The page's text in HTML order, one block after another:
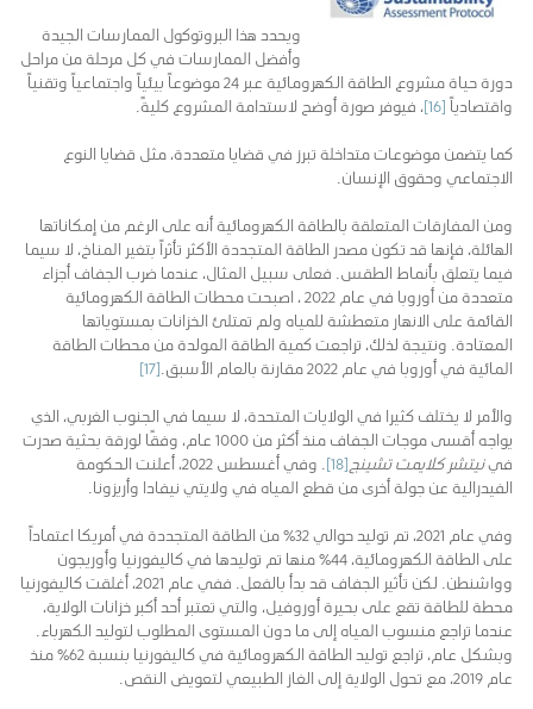
ويحدد هذا البروتوكول الممارسات الجيدة
وأفضل الممارسات في كل مرحلة من مراحل
دورة حياة مشروع الطاقة الكهرومائية عبر 24 موضوعاً بيئياً واجتماعياً وتقنياً
واقتصادياً [16]
، فيوفر صورة أوضح لاستدامة المشروع كليةً.
كما يتضمن موضوعات متداخلة تبرز في قضايا متعددة، مثل قضايا النوع
الاجتماعي وحقوق الإنسان.
ومن المفارقات المتعلقة بالطاقة الكهرومائية أنه على الرغم من إمكاناتها
الهائلة، فإنها قد تكون مصدر الطاقة المتجددة الأكثر تأثراً بتغير المناخ، لا سيما
فيما يتعلق بأنماط الطقس. فعلى سبيل المثال، عندما ضرب الجفاف أجزاء
متعددة من أوروبا في عام 2022 ، اصبحت محطات الطاقة الكهرومائية
القائمة على الانهار متعطشة للمياه ولم تمتلئ الخزانات بمستوياتها
المعتادة. ونتيجة لذلك، تراجعت كمية الطاقة المولدة من محطات الطاقة
المائية في أوروبا في عام 2022 مقارنة بالعام الأسبق.
[17]
والأمر لا يختلف كثيرا في الولايات المتحدة، لا سيما في الجنوب الغربي، الذي
يواجه أقسى موجات الجفاف منذ أكثر من 1000 عام، وفقًا لورقة بحثية صدرت
فينيتشر كلايمت تشينج[18]
. وفي أغسطس 2022، أعلنت الحكومة
الفيدرالية عن جولة أخرى من قطع المياه في ولايتي نيفادا وأريزونا.
وفي عام 2021، تم توليد حوالي 32٪ من الطاقة المتجددة في أمريكا اعتماداً
على الطاقة الكهرومائية، 44٪ منها تم توليدها في كاليفورنيا وأوريجون
وواشنطن. لكن تأثير الجفاف قد بدأ بالفعل. ففي عام 2021، أغلقت كاليفورنيا
محطة للطاقة تقع على بحيرة أوروفيل، والتي تعتبر أحد أكبر خزانات الولاية،
عندما تراجع منسوب المياه إلى ما دون المستوى المطلوب لتوليد الكهرباء.
وبشكل عام، تراجع توليد الطاقة الكهرومائية في كاليفورنيا بنسبة 62٪ منذ
عام 2019، مع تحول الولاية إلى الغاز الطبيعي لتعويض النقص.